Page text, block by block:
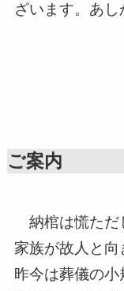
ざいます。あし
ご案内
納棺は慌ただ
家族が故人と
昨今は葬儀の